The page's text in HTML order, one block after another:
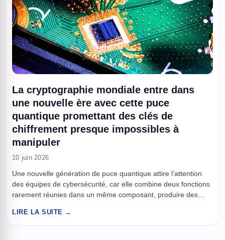
La cryptographie mondiale entre dans
une nouvelle ère avec cette puce
quantique promettant des clés de
chiffrement presque impossibles à
manipuler
10 juin 2026
Une nouvelle génération de puce quantique attire l’attention
des équipes de cybersécurité, car elle combine deux fonctions
rarement réunies dans un même composant, produire des
et vérifier en continu que le matériel qui les génère fonctionne
LIRE LA SUITE →